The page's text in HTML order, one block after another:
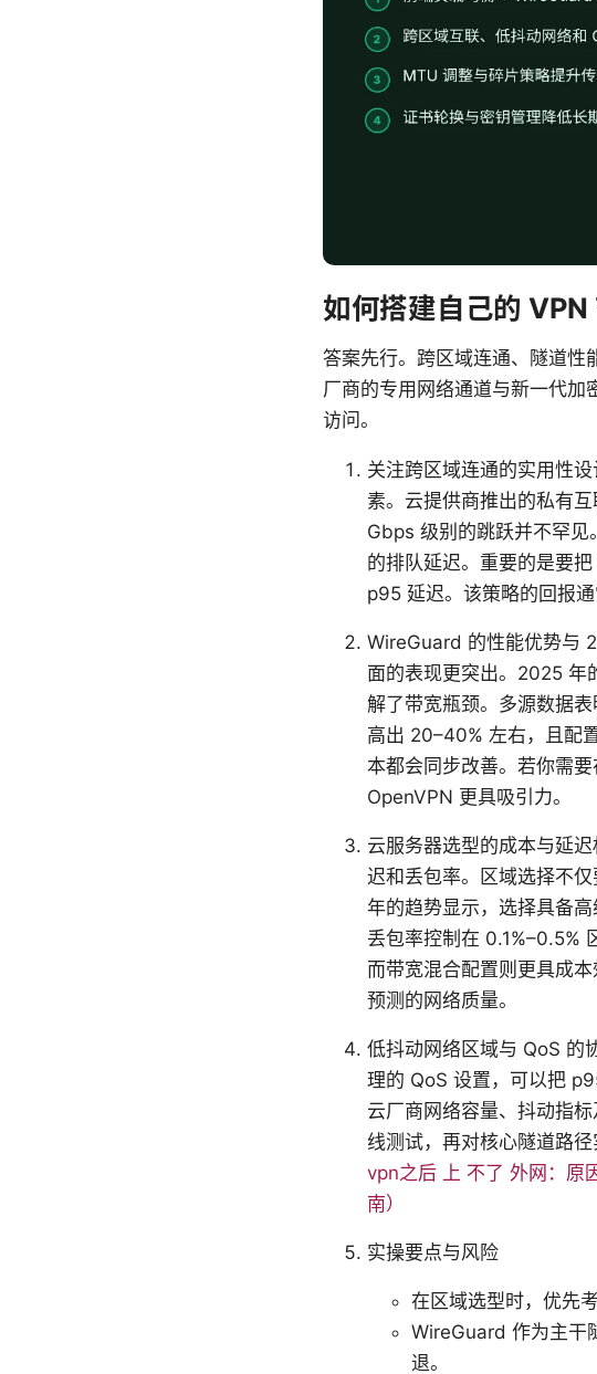
如何搭建自己的
答案先行。跨区域连通、隧道
厂商的专用网络通道与新一代加
访问。
关注跨区域连通的实用性
素。云提供商推出的私有
Gbps 级别的跳跃并不罕见
的排队延迟。重要的是要
p95 延迟。该策略的回报
WireGuard 的性能优势与
面的表现更突出。2025 年
解了带宽瓶颈。多源数据
高出 20–40% 左右，且配
本都会同步改善。若你需
OpenVPN 更具吸引力。
云服务器选型的成本与延
迟和丢包率。区域选择不
年的趋势显示，选择具备
丢包率控制在 0.1%–0.5%
而带宽混合配置则更具成
预测的网络质量。
低抖动网络区域与 QoS 的
理的 QoS 设置，可以把
云厂商网络容量、抖动指
线测试，再对核心隧道路
vpn之后 上 不了 外网：原
南）
实操要点与风险
在区域选型时，优先
WireGuard 作为主干
退。